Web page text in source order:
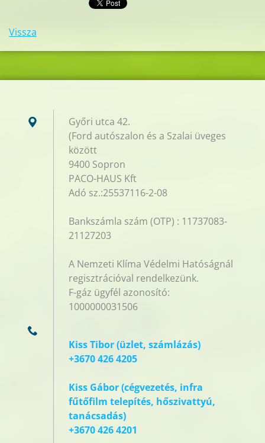
Vissza
Győri utca 42.
(Ford autószalon és a Szalai üveges
között
9400 Sopron
PACO-HAUS Kft
Adó sz.:25537116-2-08
Bankszámla szám (OTP) : 11737083-
21127203
A Nemzeti Klíma Védelmi Hatóságnál
regisztrációval rendelkezünk.
F-gáz ügyfél azonosító:
1000000031506
Kiss Tibor (üzlet, számlázás)
+3670 426 4205
Kiss Gábor (cégvezetés, infra
fűtőfilm telepítés, hőszivattyú,
tanácsadás)
+3670 426 4201